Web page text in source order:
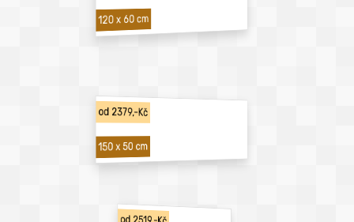
120 x 60 cm
od 2379,-Kč
150 x 50 cm